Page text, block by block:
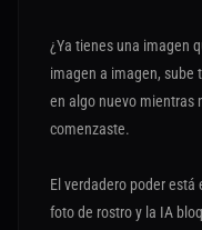
¿Ya tienes una imagen
imagen a imagen, sube
en algo nuevo mientras
comenzaste.
El verdadero poder
foto de rostro y la IA